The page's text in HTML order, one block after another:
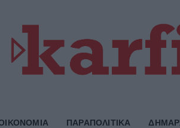
ΠΑΡΑΠΟΛΙΤΙΚΑ